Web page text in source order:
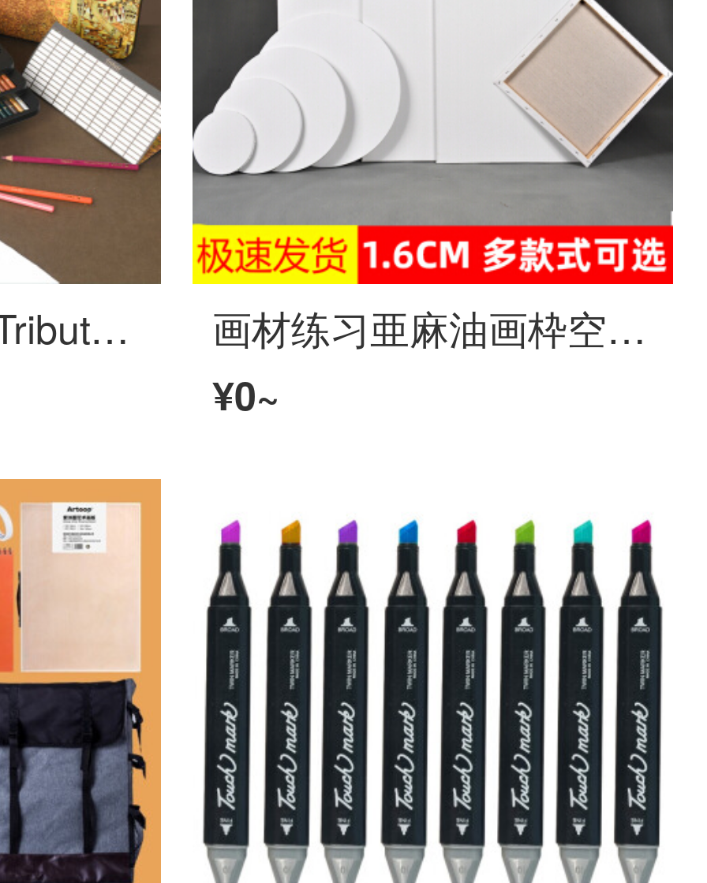
マルコ(MARCO)Tribute大師シリーズ専門120色油性カラー鉛筆/手描き美術彩鉛敬意絵画大師経典鉄箱装330009 C 画材练习亜麻油画枠空白油絵布内枠手绘布面油絵工具初心者材料画材画材画材画枠木条アクリル朱肉水粉キャンバス画板批发15*15 cm 1.6 cm厚さ【亜麻】
¥0~